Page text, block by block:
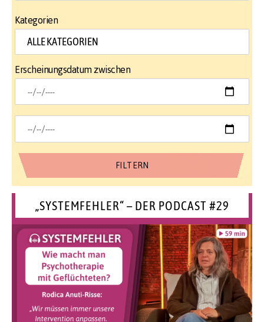
Kategorien
Erscheinungsdatum zwischen
„SYSTEMFEHLER“ – DER PODCAST #29